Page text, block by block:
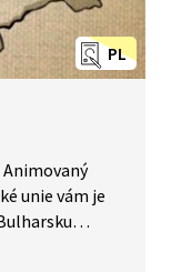
PL
unie vám je